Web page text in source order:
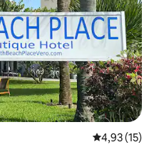
Gemiddelde
4,93 (15)